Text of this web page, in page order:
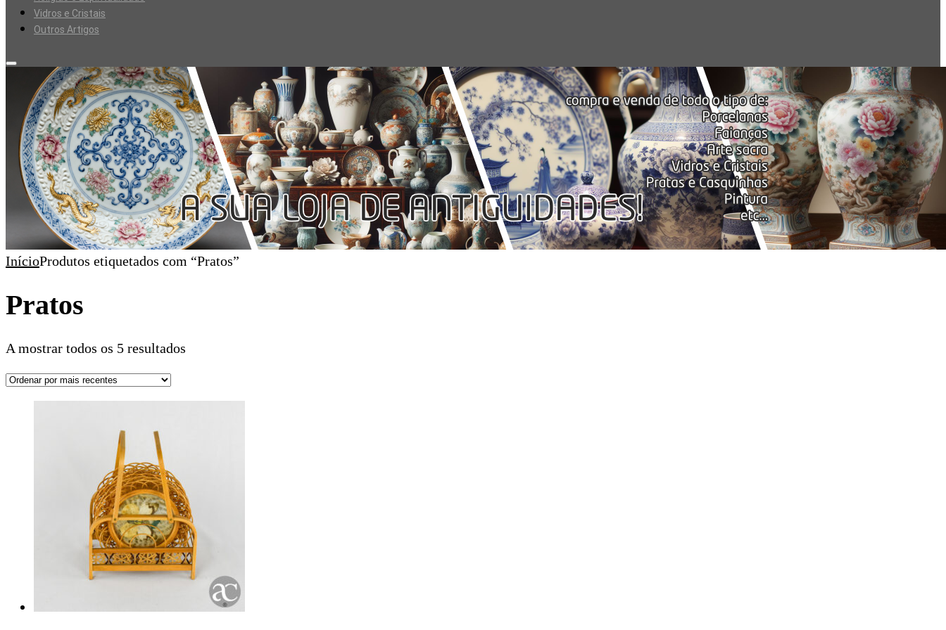
Vidros e Cristais
Outros Artigos
InícioProdutos etiquetados com “Pratos”
Pratos
A mostrar todos os 5 resultados